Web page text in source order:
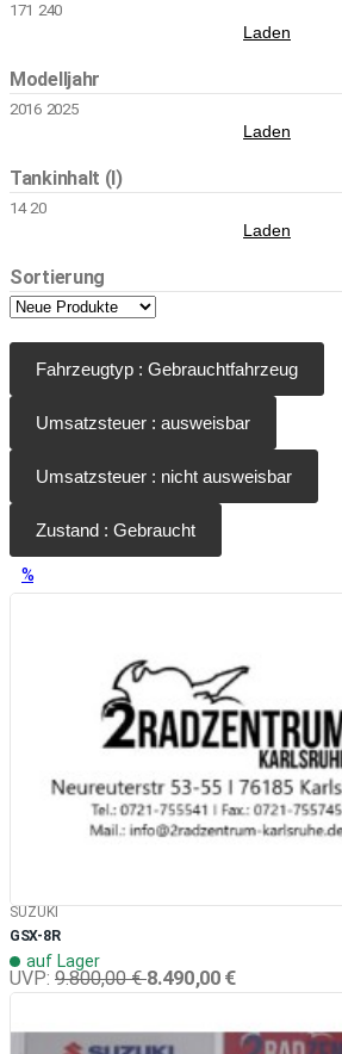
171 240
Laden
Modelljahr
2016 2025
Laden
Tankinhalt (l)
14 20
Laden
Sortierung
Fahrzeugtyp : Gebrauchtfahrzeug
Umsatzsteuer : ausweisbar
Umsatzsteuer : nicht ausweisbar
Zustand : Gebraucht
%
SUZUKI
GSX-8R
auf Lager
UVP: 9.800,00 € 8.490,00 €